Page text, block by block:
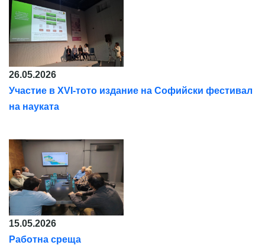
26.05.2026
Участие в XVI-тото издание на Софийски фестивал
на науката
15.05.2026
Работна среща